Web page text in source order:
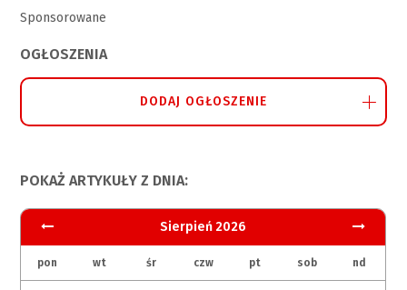
Sponsorowane
OGŁOSZENIA
DODAJ OGŁOSZENIE
POKAŻ ARTYKUŁY Z DNIA:
Sierpień 2026
pon wt śr czw pt sob nd